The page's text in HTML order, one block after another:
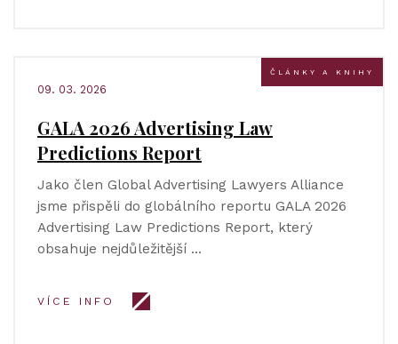
ČLÁNKY A KNIHY
09. 03. 2026
GALA 2026 Advertising Law
Predictions Report
Jako člen Global Advertising Lawyers Alliance
jsme přispěli do globálního reportu GALA 2026
Advertising Law Predictions Report, který
obsahuje nejdůležitější …
VÍCE INFO